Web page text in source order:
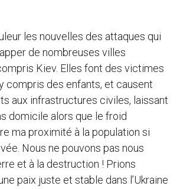
les nouvelles des attaques qui
de nombreuses villes
Kiev. Elles font des victimes
compris des enfants, et causent
aux infrastructures civiles, laissant
domicile alors que le froid
ma proximité à la population si
Nous ne pouvons pas nous
et à la destruction ! Prions
paix juste et stable dans l’Ukraine